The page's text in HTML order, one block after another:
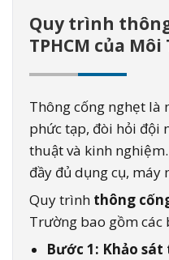
Quy trình
TPHCM của
Thông cống nghẹt là
phức tạp, đòi hỏi đội
thuật và kinh
đầy đủ dụng cụ, máy
Quy trình thông
Trường bao gồm các
Bước 1: Khảo